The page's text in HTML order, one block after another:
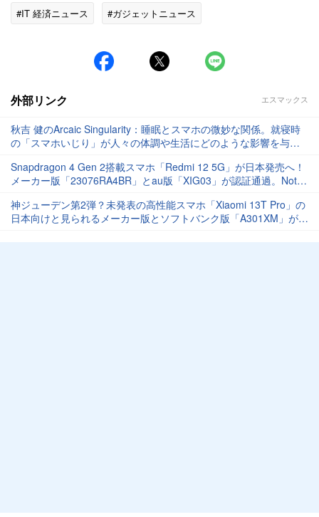
#IT 経済ニュース #ガジェットニュース
外部リンク エスマックス
秋吉 健のArcaic Singularity：睡眠とスマホの微妙な関係。就寝時
の「スマホいじり」が人々の体調や生活にどのような影響を与え
Snapdragon 4 Gen 2搭載スマホ「Redmi 12 5G」が日本発売へ！
メーカー版「23076RA4BR」とau版「XIG03」が認証通過。Note
神ジューデン第2弾？未発表の高性能スマホ「Xiaomi 13T Pro」の
日本向けと見られるメーカー版とソフトバンク版「A301XM」が認